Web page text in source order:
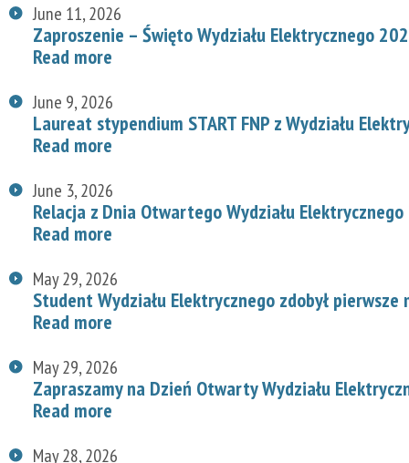
June 11, 2026
Zaproszenie – Święto Wydziału Elektrycznego
Read more
June 9, 2026
Laureat stypendium START FNP z Wydziału
Read more
June 3, 2026
Relacja z Dnia Otwartego Wydziału
Read more
May 29, 2026
Student Wydziału Elektrycznego zdobył
Read more
May 29, 2026
Zapraszamy na Dzień Otwarty Wydziału
Read more
May 28, 2026